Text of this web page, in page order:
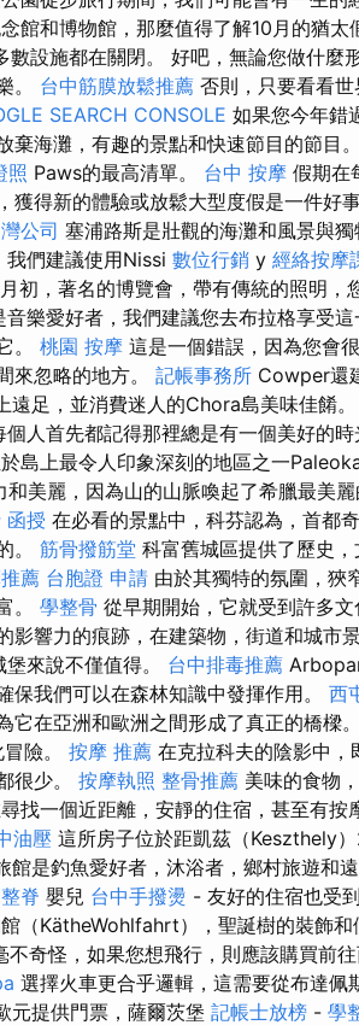
館和博物館，那麼值得了解10月的猶太
設施都在關閉。 好吧，無論您做什麼
。 台中筋膜放鬆推薦 否則，只要看看世
SEARCH CONSOLE 如果您今年錯
海灘，有趣的景點和快速節目的節目。
照 Paws的最高清單。 台中 按摩 假期在
獲得新的體驗或放鬆大型度假是一件好
公司 塞浦路斯是壯觀的海灘和風景與
我們建議使用Nissi 數位行銷 y 經絡按摩
初，著名的博覽會，帶有傳統的照明，
音樂愛好者，我們建議您去布拉格享受
。 桃園 按摩 這是一個錯誤，因為您會
來忽略的地方。 記帳事務所 Cowper還
足，並消費迷人的Chora島美味佳餚。
個人首先都記得那裡總是有一個美好的
島上最令人印象深刻的地區之一
美麗，因為山的山脈喚起了希臘最美
函授 在必看的景點中，科芬認為，首都
。 筋骨撥筋堂 科富舊城區提供了歷史
薦 台胞證 申請 由於其獨特的氛圍，狹
。 學整骨 從早期開始，它就受到許多
影響力的痕跡，在建築物，街道和城市
來說不僅值得。 台中排毒推薦
保我們可以在森林知識中發揮作用。 西
在亞洲和歐洲之間形成了真正的橋樑。
險。 按摩 推薦 在克拉科夫的陰影中，
很少。 按摩執照 整骨推薦 美味的食物
找一個近距離，安靜的住宿，甚至有按
油壓 這所房子位於距凱茲（Keszthely
館是釣魚愛好者，沐浴者，鄉村旅遊和
整脊 嬰兒 台中手撥燙 - 友好的住宿也受
（KätheWohlfahrt），聖誕樹的裝飾和
不奇怪，如果您想飛行，則應該購買前
選擇火車更合乎邏輯，這需要從布達佩
元提供門票，薩爾茨堡 記帳士放榜 - 學